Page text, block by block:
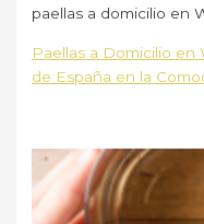
paellas a domicilio en
Paellas a Domicilio en
de España en la